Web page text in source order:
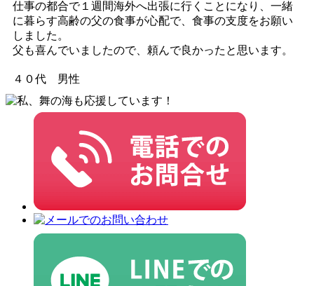
仕事の都合で１週間海外へ出張に行くことになり、一緒
に暮らす高齢の父の食事が心配で、食事の支度をお願い
しました。
父も喜んでいましたので、頼んで良かったと思います。
４０代 男性